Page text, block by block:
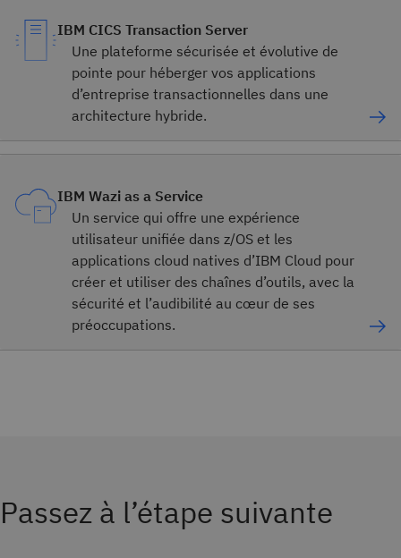
IBM CICS Transaction Server
Une plateforme sécurisée et évolutive de
pointe pour héberger vos applications
d’entreprise transactionnelles dans une
architecture hybride.
IBM Wazi as a Service
Un service qui offre une expérience
utilisateur unifiée dans z/OS et les
applications cloud natives d’IBM Cloud pour
créer et utiliser des chaînes d’outils, avec la
sécurité et l’audibilité au cœur de ses
préoccupations.
Passez à l’étape suivante